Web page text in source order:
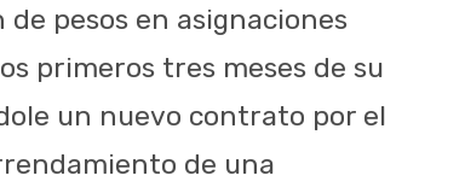
pesos en asignaciones
primeros tres meses de su
un nuevo contrato por el
de una